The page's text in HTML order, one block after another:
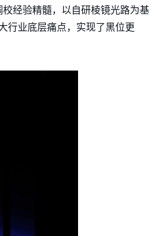
经验精髓，以自研棱镜光路为基
行业底层痛点，实现了黑位更